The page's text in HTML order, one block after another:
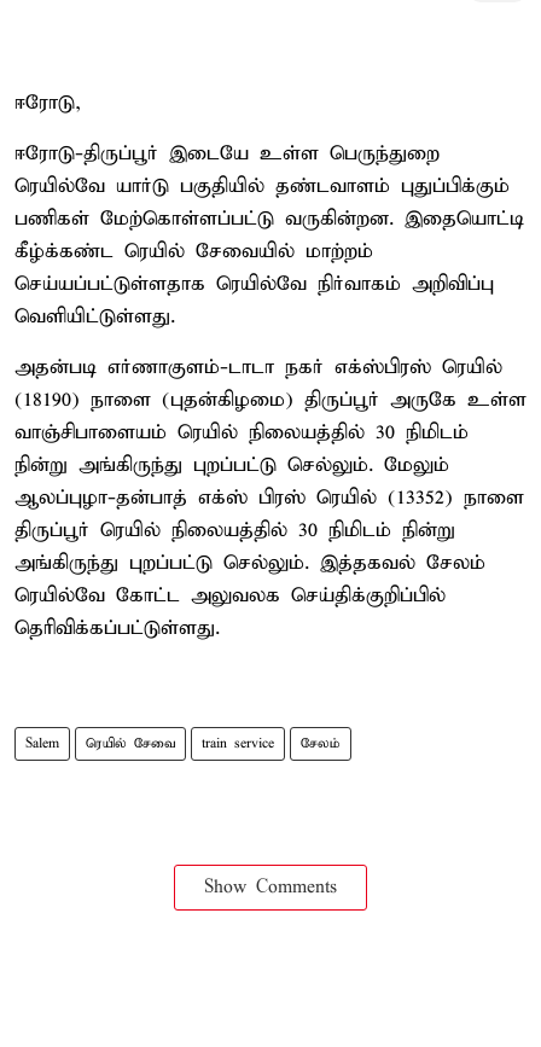
ஈரோடு,
ஈரோடு-திருப்பூர் இடையே உள்ள பெருந்துறை
ரெயில்வே யார்டு பகுதியில் தண்டவாளம் புதுப்பிக்கும்
பணிகள் மேற்கொள்ளப்பட்டு வருகின்றன. இதையொட்டி
கீழ்க்கண்ட ரெயில் சேவையில் மாற்றம்
செய்யப்பட்டுள்ளதாக ரெயில்வே நிர்வாகம் அறிவிப்பு
வெளியிட்டுள்ளது.
அதன்படி எர்ணாகுளம்-டாடா நகர் எக்ஸ்பிரஸ் ரெயில்
(18190) நாளை (புதன்கிழமை) திருப்பூர் அருகே உள்ள
வாஞ்சிபாளையம் ரெயில் நிலையத்தில் 30 நிமிடம்
நின்று அங்கிருந்து புறப்பட்டு செல்லும். மேலும்
ஆலப்புழா-தன்பாத் எக்ஸ் பிரஸ் ரெயில் (13352) நாளை
திருப்பூர் ரெயில் நிலையத்தில் 30 நிமிடம் நின்று
அங்கிருந்து புறப்பட்டு செல்லும். இத்தகவல் சேலம்
ரெயில்வே கோட்ட அலுவலக செய்திக்குறிப்பில்
தெரிவிக்கப்பட்டுள்ளது.
Salem ரெயில் சேவை train service சேலம்
Show Comments